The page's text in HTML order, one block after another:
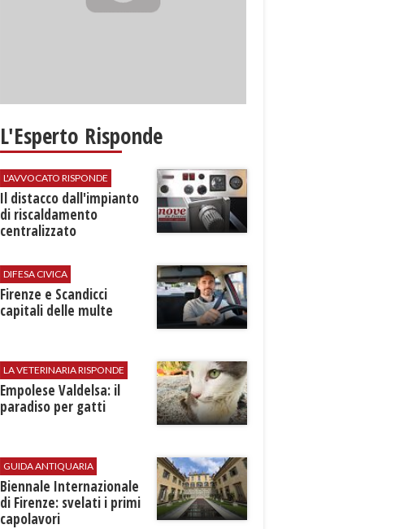
L'Esperto Risponde
L'AVVOCATO RISPONDE
Il distacco dall'impianto
di riscaldamento
centralizzato
DIFESA CIVICA
Firenze e Scandicci
capitali delle multe
LA VETERINARIA RISPONDE
Empolese Valdelsa: il
paradiso per gatti
GUIDA ANTIQUARIA
Biennale Internazionale
di Firenze: svelati i primi
capolavori